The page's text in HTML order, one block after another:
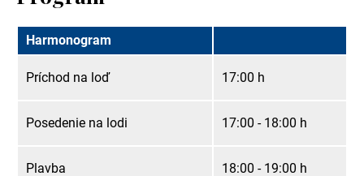
Harmonogram
Príchod na loď 17:00 h
Posedenie na lodi 17:00 - 18:00 h
Plavba 18:00 - 19:00 h